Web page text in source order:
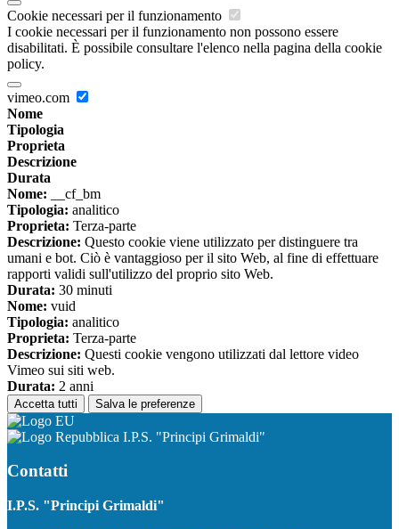
Cookie necessari per il funzionamento
I cookie necessari per il funzionamento non possono essere
disabilitati. È possibile consultare l'elenco nella pagina della cookie
policy.
vimeo.com
Nome
Tipologia
Proprieta
Descrizione
Durata
Nome: __cf_bm
Tipologia: analitico
Proprieta: Terza-parte
Descrizione: Questo cookie viene utilizzato per distinguere tra
umani e bot. Ciò è vantaggioso per il sito Web, al fine di effettuare
rapporti validi sull'utilizzo del proprio sito Web.
Durata: 30 minuti
Nome: vuid
Tipologia: analitico
Proprieta: Terza-parte
Descrizione: Questi cookie vengono utilizzati dal lettore video
Vimeo sui siti web.
Durata: 2 anni
Accetta tutti Salva le preferenze
I.P.S. "Principi Grimaldi"
Contatti
I.P.S. "Principi Grimaldi"